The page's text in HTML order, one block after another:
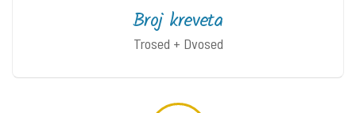
Broj kreveta
Trosed + Dvosed